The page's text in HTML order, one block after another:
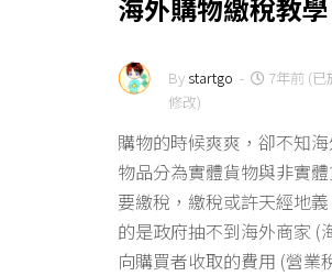
海外購物繳稅教學
By startgo -
7年前 (已
修改)
購物的時候爽爽，卻不知
物品分為實體貨物與非實
要繳稅，繳稅或許天經地
的是政府抽不到海外商家 (
向購買者收取的費用 (營業